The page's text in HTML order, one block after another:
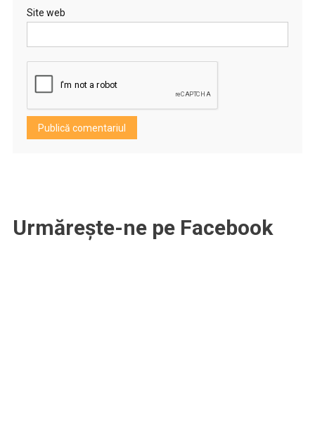
Site web
Urmărește-ne pe Facebook